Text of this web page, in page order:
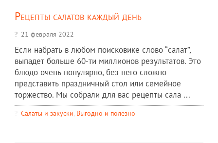
Рецепты салатов каждый день
21 февраля 2022
Если набрать в любом поисковике слово “салат”,
выпадет больше 60-ти миллионов результатов. Это
блюдо очень популярно, без него сложно
представить праздничный стол или семейное
торжество. Мы собрали для вас рецепты сала ...
Салаты и закуски, Выгодно и полезно